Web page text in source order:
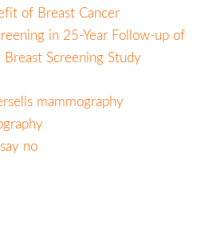
of Breast Cancer
in 25-Year Follow-up of
Screening Study
mammography
no